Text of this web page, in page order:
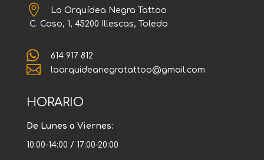

La Orquídea Negra Tattoo
C. Coso, 1, 45200 Illescas, Toledo
 614 917 812
 laorquideanegratattoo@gmail.com
HORARIO
De Lunes a Viernes:
10:00-14:00 / 17:00-20:00